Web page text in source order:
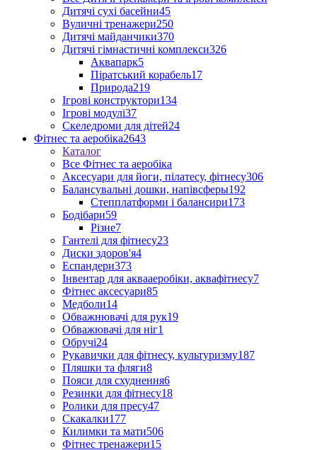
Дитячі сухі басейни45
Вуличні тренажери250
Дитячі майданчики370
Дитячі гімнастичні комплекси326
Аквапарк5
Піратський корабель17
Природа219
Ігрові конструктори134
Ігрові модулі37
Скеледроми для дітей24
Фітнес та аеробіка2643
Каталог
Все Фітнес та аеробіка
Аксесуари для йоги, пілатесу, фітнесу306
Балансувальні дошки, напівсферы192
Степплатформи і балансири173
Бодібари59
Різне7
Гантелі для фітнесу23
Диски здоров'я4
Еспандери373
Інвентар для аквааеробіки, аквафітнесу7
Фітнес аксесуари85
Медболи14
Обважнювачі для рук19
Обважювачі для ніг1
Обручі24
Рукавички для фітнесу, культуризму187
Пляшки та фляги8
Пояси для схуднення6
Резинки для фітнесу18
Ролики для пресу47
Скакалки177
Килимки та мати506
Фітнес тренажери15